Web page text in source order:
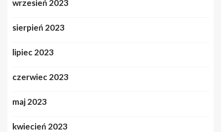
wrzesień 2023
sierpień 2023
lipiec 2023
czerwiec 2023
maj 2023
kwiecień 2023